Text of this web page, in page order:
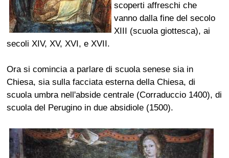
scoperti affreschi che
vanno dalla fine del secolo
XIII (scuola giottesca), ai
secoli XIV, XV, XVI, e XVII.
Ora si comincia a parlare di scuola senese sia in
Chiesa, sia sulla facciata esterna della Chiesa, di
scuola umbra nell'abside centrale (Corraduccio 1400), di
scuola del Perugino in due absidiole (1500).